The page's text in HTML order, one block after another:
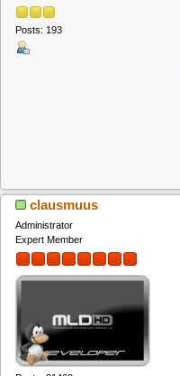
Posts: 193
clausmuus
Administrator
Expert Member